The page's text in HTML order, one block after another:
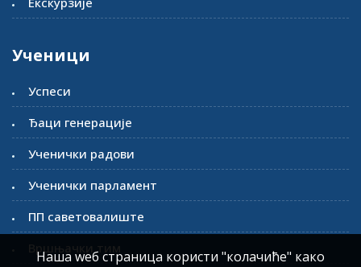
Ученици
Успеси
Ђаци генерације
Ученички радови
Ученички парламент
ПП саветовалиште
Вршњачки тим
Наша wеб страница користи "колачиће" како